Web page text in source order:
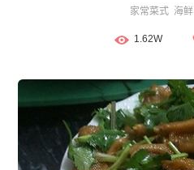
家常菜式 海鲜
1.62W